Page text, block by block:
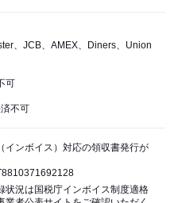
、JCB、AMEX、Diners、Union
可
不可
インボイス）対応の領収書発行が
状況は国税庁インボイス制度適格